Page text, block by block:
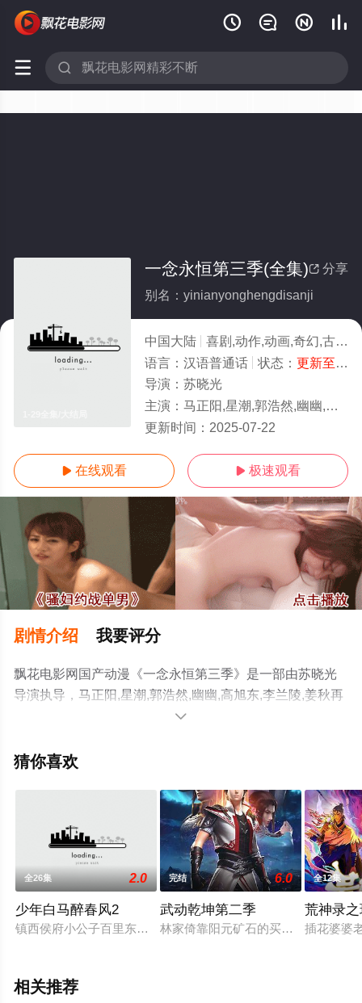
   
 
 分享
一念永恒第三季(全集)
别名：yinianyonghengdisanji
中国大陆
喜剧,动作,动画,奇幻,古装,国产动漫
语言： 汉语普通话 状态： 更新至59集
导演： 苏晓光
主演： 马正阳,星潮,郭浩然,幽幽,高旭东,李兰陵,姜秋再
更新时间： 2025-07-22
 在线观看  极速观看
剧情介绍 我要评分
飘花电影网国产动漫《一念永恒第三季》是一部由苏晓光
导演执导，马正阳,星潮,郭浩然,幽幽,高旭东,李兰陵,姜秋再
等演员精彩演绎的中国大陆动漫，大结局剧情已揭晓（1-
飘花影院，更多相关信息可移步至豆瓣动漫、电视猫或剧

猜你喜欢
全26集 2.0
少年白马醉春风2
镇西侯府小公子百里东君离家出走、闯荡江湖，未曾想卷入是
完结 6.0
武动乾坤第二季
林家倚靠阳元矿石的买卖在炎城慢慢
全12集
荒神录
插花婆婆
相关推荐